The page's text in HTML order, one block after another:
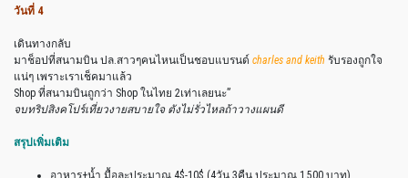
วันที่ 4
เดินทางกลับ
มาช็อปที่สนามบิน ปล.สาวๆคนไหนเป็นชอบแบรนด์ charles and keith รับรองถูกใจ
แน่ๆ เพราะเราเช็คมาแล้ว
Shop ที่สนามบินถูกว่า Shop ในไทย 2เท่าเลยนะ”
จบทริปสิงคโปร์เที่ยวงายสบายใจ ตังไม่รั่วไหลถ้าวางแผนดี
สรุปเพิ่มเติม
อาหาร+น้ำ มื้อละประมาณ 4$-10$ (4วัน 3คืน ประมาณ 1,500 บาท)